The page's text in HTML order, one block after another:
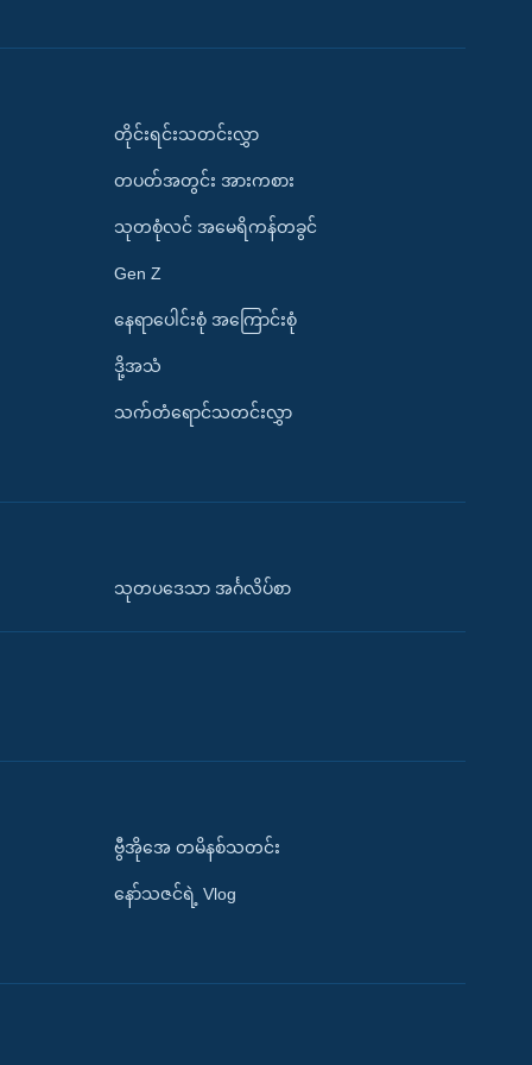
တိုင်းရင်းသတင်းလွှာ
တပတ်အတွင်း အားကစား
သုတစုံလင် အမေရိကန်တခွင်
Gen Z
နေရာပေါင်းစုံ အကြောင်းစုံ
ဒို့အသံ
သက်တံရောင်သတင်းလွှာ
သုတပဒေသာ အင်္ဂလိပ်စာ
ဗွီအိုအေ တမိနစ်သတင်း
နော်သဇင်ရဲ့ Vlog